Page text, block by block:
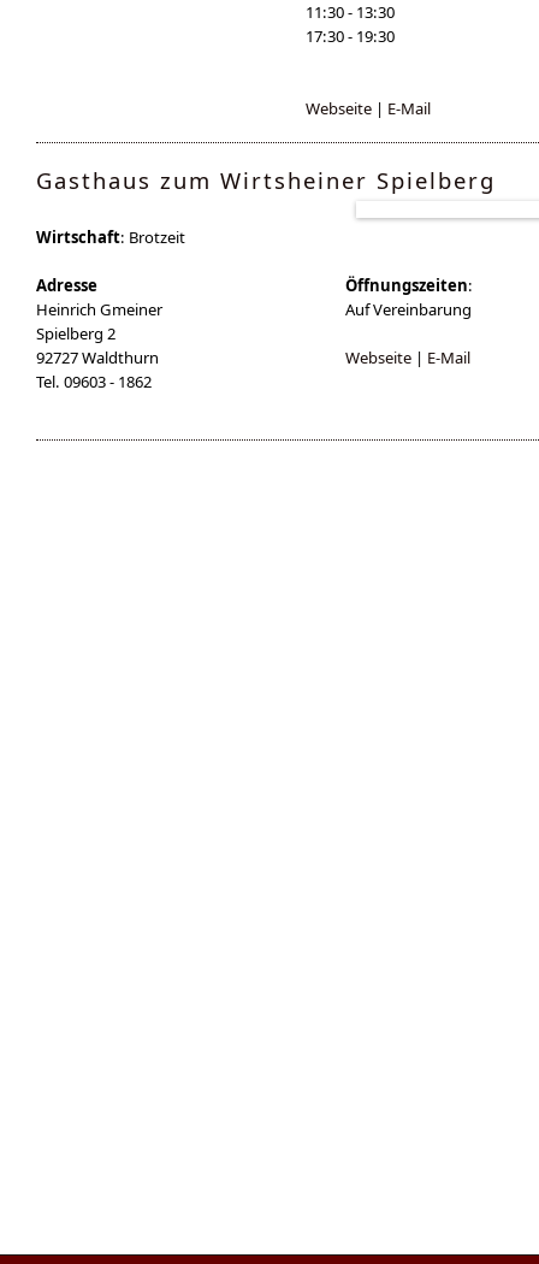
11:30 - 13:30
17:30 - 19:30
Webseite | E-Mail
Gasthaus zum Wirtsheiner Spielberg
Wirtschaft: Brotzeit
Adresse
Heinrich Gmeiner
Spielberg 2
92727 Waldthurn
Tel. 09603 - 1862
Öffnungszeiten:
Auf Vereinbarung
Webseite | E-Mail